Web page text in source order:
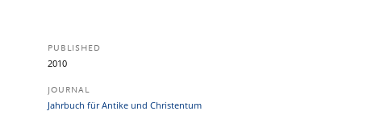
PUBLISHED
2010
JOURNAL
Jahrbuch für Antike und Christentum